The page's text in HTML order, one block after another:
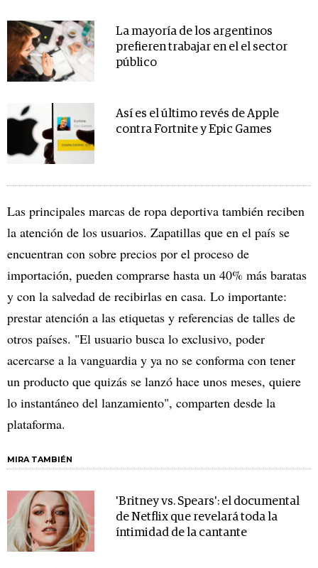
La mayoría de los argentinos
prefieren trabajar en el el sector
público
Así es el último revés de Apple
contra Fortnite y Epic Games
Las principales marcas de ropa deportiva también reciben
la atención de los usuarios. Zapatillas que en el país se
encuentran con sobre precios por el proceso de
importación, pueden comprarse hasta un 40% más baratas
y con la salvedad de recibirlas en casa. Lo importante:
prestar atención a las etiquetas y referencias de talles de
otros países. "El usuario busca lo exclusivo, poder
acercarse a la vanguardia y ya no se conforma con tener
un producto que quizás se lanzó hace unos meses, quiere
lo instantáneo del lanzamiento", comparten desde la
plataforma.
MIRA TAMBIÉN
'Britney vs. Spears': el documental
de Netflix que revelará toda la
íntimidad de la cantante